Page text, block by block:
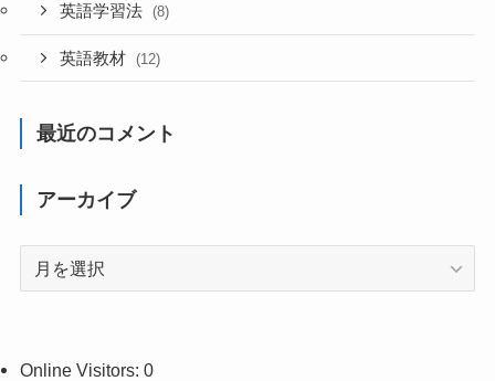
英語学習法 (8)
英語教材 (12)
最近のコメント
アーカイブ
ブ
Online Visitors: 0